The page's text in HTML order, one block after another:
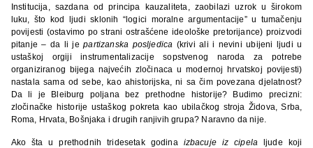
Institucija, sazdana od principa kauzaliteta, zaobilazi uzrok u širokom
luku, što kod ljudi sklonih “logici moralne argumentacije” u tumačenju
povijesti (ostavimo po strani ostrašćene ideološke pretorijance) proizvodi
pitanje – da li jepartizanska posljedica (krivi ali i nevini ubijeni ljudi u
ustaškoj orgiji instrumentalizacije sopstvenog naroda za potrebe
organiziranog bijega najvećih zločinaca u modernoj hrvatskoj povijesti)
nastala sama od sebe, kao ahistorijska, ni sa čim povezana djelatnost?
Da li je Bleiburg poljana bez prethodne historije? Budimo precizni:
zločinačke historije ustaškog pokreta kao ubilačkog stroja Židova, Srba,
Roma, Hrvata, Bošnjaka i drugih ranjivih grupa? Naravno da nije.
Ako šta u prethodnih tridesetak godina izbacuje iz cipela ljude koji